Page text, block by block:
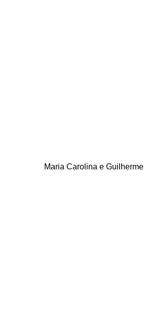
Maria Carolina e Guilherme